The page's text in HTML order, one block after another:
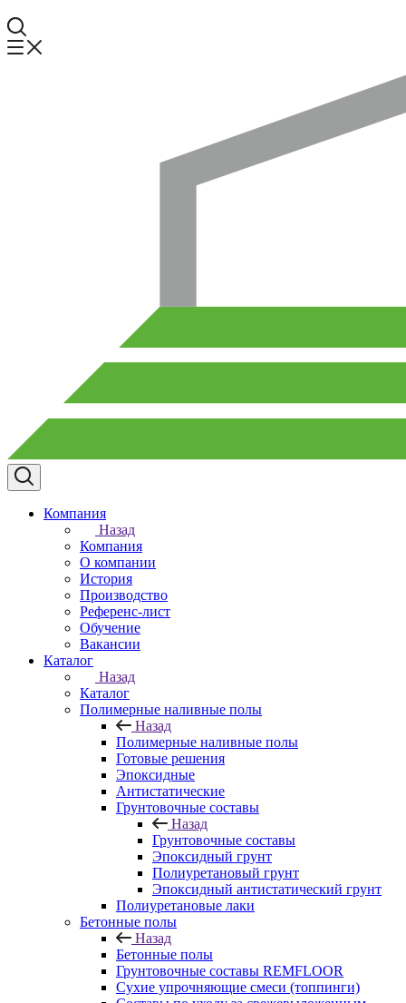
Компания
Назад
Компания
О компании
История
Производство
Референс-лист
Обучение
Вакансии
Каталог
Назад
Каталог
Полимерные наливные полы
Назад
Полимерные наливные полы
Готовые решения
Эпоксидные
Антистатические
Грунтовочные составы
Назад
Грунтовочные составы
Эпоксидный грунт
Полиуретановый грунт
Эпоксидный антистатический грунт
Полиуретановые лаки
Бетонные полы
Назад
Бетонные полы
Грунтовочные составы REMFLOOR
Сухие упрочняющие смеси (топпинги)